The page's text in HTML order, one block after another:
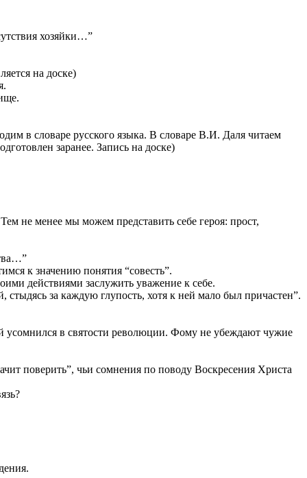
хозяйки…”
на доске)
в словаре русского языка. В словаре В.И. Даля читаем
заранее. Запись на доске)
не менее мы можем представить себе героя: прост,
к значению понятия “совесть”.
действиями заслужить уважение к себе.
за каждую глупость, хотя к ней мало был причастен”.
в святости революции. Фому не убеждают чужие
поверить”, чьи сомнения по поводу Воскресения Христа